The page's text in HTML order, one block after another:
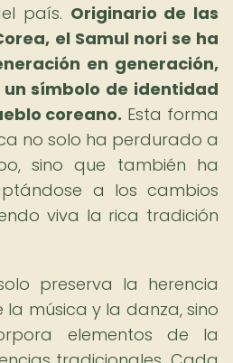
país. Originario de las
el Samul nori se ha
en generación,
símbolo de identidad
coreano. Esta forma
no solo ha perdurado a
sino que también ha
a los cambios
viva la rica tradición
preserva la herencia
música y la danza, sino
elementos de la